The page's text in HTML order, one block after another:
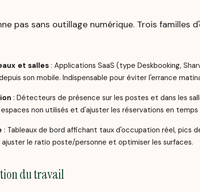
pas sans outillage numérique. Trois familles
et salles: Applications SaaS (type Deskbooking,
son mobile. Indispensable pour éviter l'errance
: Détecteurs de présence sur les postes et dans les
non utilisés et d'ajuster les réservations en temps
: Tableaux de bord affichant taux d'occupation réel, pics
ajuster le ratio poste/personne et optimiser les surfaces.
du travail